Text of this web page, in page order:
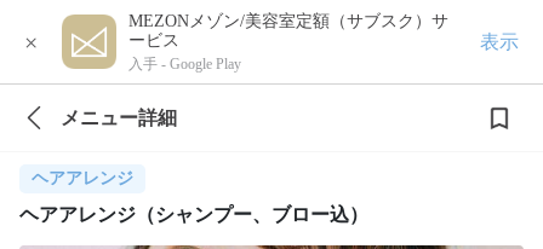
×
MEZONメゾン/美容室定額（サブスク）サ
ービス
入手 - Google Play
表示
メニュー詳細
ヘアアレンジ
ヘアアレンジ（シャンプー、ブロー込）